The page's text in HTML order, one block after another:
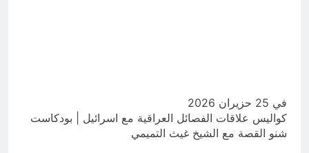
في 25 حزيران 2026
كواليس علاقات الفصائل العراقية مع اسرائيل | بودكاست
شنو القصة مع الشيخ غيث التميمي